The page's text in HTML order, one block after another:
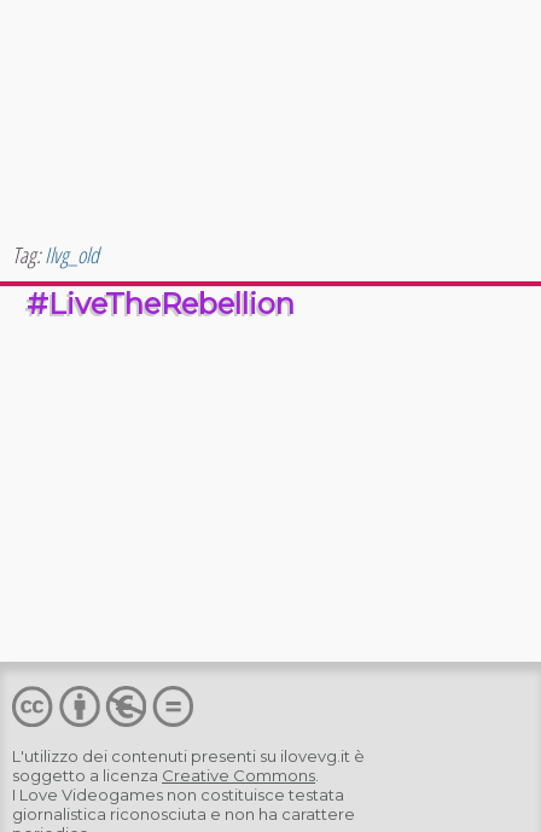
Tag:Ilvg_old
#LiveTheRebellion
L'utilizzo dei contenuti presenti su ilovevg.it è
soggetto a licenza Creative Commons
I Love Videogames non costituisce testata
giornalistica riconosciuta e non ha carattere